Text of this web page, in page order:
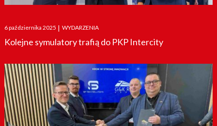
Posted
on
6 października 2025 | WYDARZENIA
Kolejne symulatory trafią do PKP Intercity